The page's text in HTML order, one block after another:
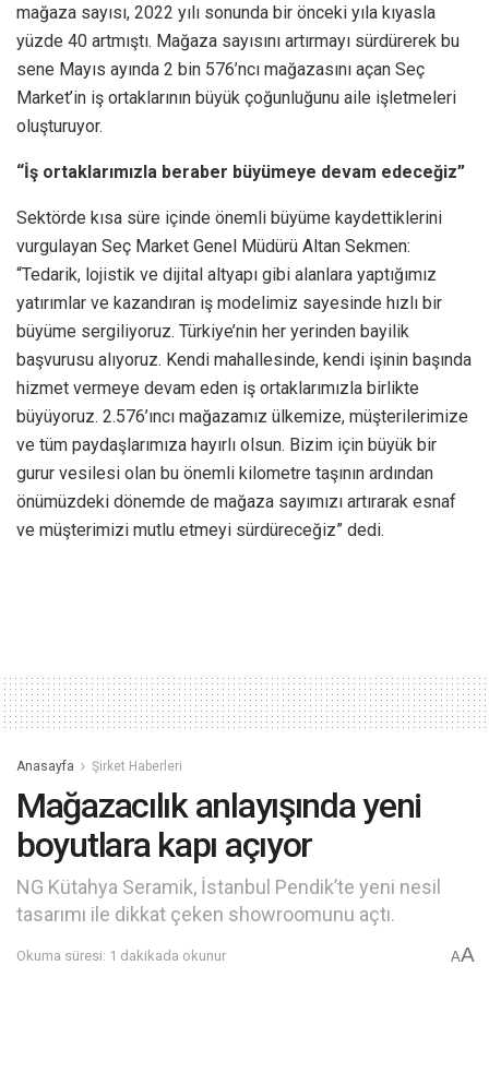
mağaza sayısı, 2022 yılı sonunda bir önceki yıla kıyasla
yüzde 40 artmıştı. Mağaza sayısını artırmayı sürdürerek bu
sene Mayıs ayında 2 bin 576’ncı mağazasını açan Seç
Market’in iş ortaklarının büyük çoğunluğunu aile işletmeleri
oluşturuyor.
“İş ortaklarımızla beraber büyümeye devam edeceğiz”
Sektörde kısa süre içinde önemli büyüme kaydettiklerini
vurgulayan Seç Market Genel Müdürü Altan Sekmen:
“Tedarik, lojistik ve dijital altyapı gibi alanlara yaptığımız
yatırımlar ve kazandıran iş modelimiz sayesinde hızlı bir
büyüme sergiliyoruz. Türkiye’nin her yerinden bayilik
başvurusu alıyoruz. Kendi mahallesinde, kendi işinin başında
hizmet vermeye devam eden iş ortaklarımızla birlikte
büyüyoruz. 2.576’ıncı mağazamız ülkemize, müşterilerimize
ve tüm paydaşlarımıza hayırlı olsun. Bizim için büyük bir
gurur vesilesi olan bu önemli kilometre taşının ardından
önümüzdeki dönemde de mağaza sayımızı artırarak esnaf
ve müşterimizi mutlu etmeyi sürdüreceğiz” dedi.
Anasayfa Şirket Haberleri
Mağazacılık anlayışında yeni
boyutlara kapı açıyor
NG Kütahya Seramik, İstanbul Pendik’te yeni nesil
tasarımı ile dikkat çeken showroomunu açtı.
Okuma süresi: 1 dakikada okunur AA